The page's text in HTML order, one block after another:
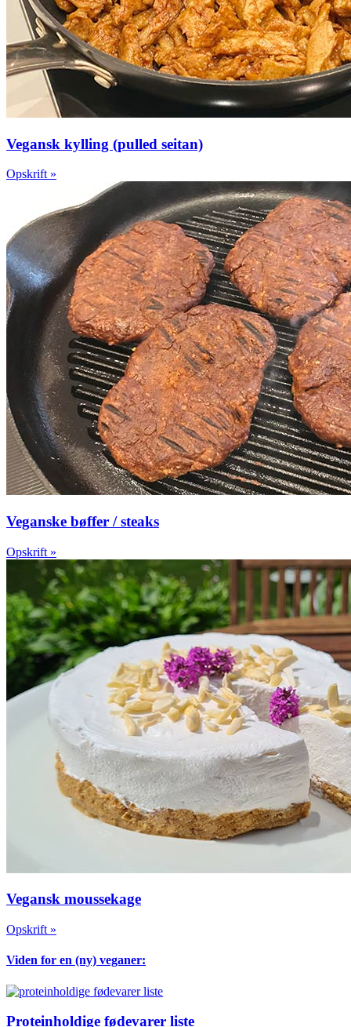
Vegansk kylling (pulled seitan)
Opskrift »
Veganske bøffer / steaks
Opskrift »
Vegansk moussekage
Opskrift »
Viden for en (ny) veganer:
Proteinholdige fødevarer liste